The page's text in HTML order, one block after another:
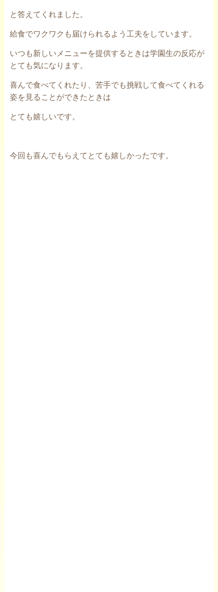
と答えてくれました。
給食でワクワクも届けられるよう工夫をしています。
いつも新しいメニューを提供するときは学園生の反応が
とても気になります。
喜んで食べてくれたり、苦手でも挑戦して食べてくれる
姿を見ることができたときは
とても嬉しいです。
今回も喜んでもらえてとても嬉しかったです。